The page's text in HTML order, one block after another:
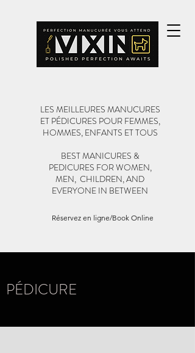
Réservez en ligne/Book Online
LES MEILLEURES MANUCURES
ET PÉDICURES POUR FEMMES,
HOMMES, ENFANTS ET TOUS
BEST MANICURES &
PEDICURES FOR WOMEN,
MEN, CHILDREN, AND
EVERYONE IN BETWEEN
PÉDICURE